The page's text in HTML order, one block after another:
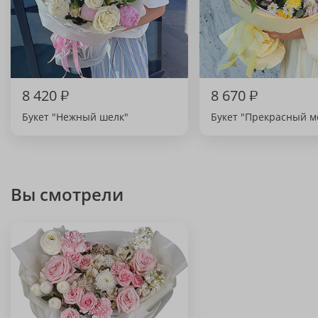
8 420₽
Букет "Нежный шелк"
8 670₽
Букет "Прекрасный
Вы смотрели